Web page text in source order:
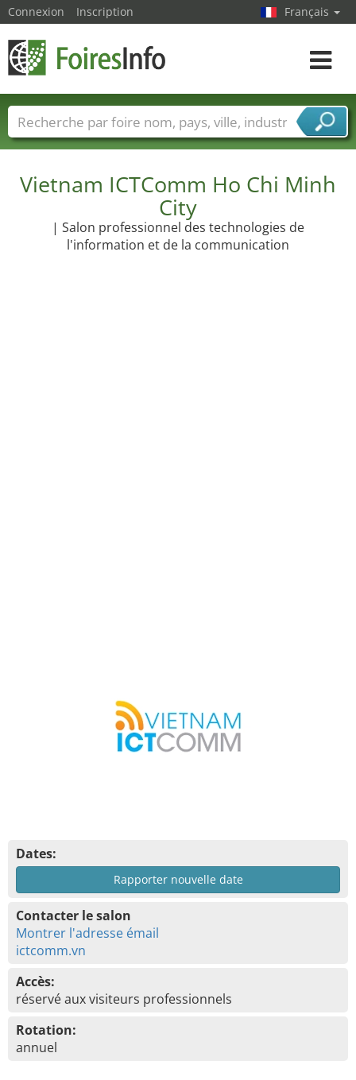
Vietnam ICTComm Ho Chi Minh
City
| Salon professionnel des technologies de
l'information et de la communication
Dates:
Rapporter nouvelle date
Contacter le salon
Montrer l'adresse émail
ictcomm.vn
Accès:
réservé aux visiteurs professionnels
Rotation:
annuel
Connexion Inscription Français
Toggle
Foire noms Pays Villes
Secteurs de foire